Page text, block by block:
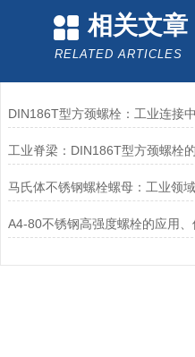
相关文章
RELATED ARTICLES